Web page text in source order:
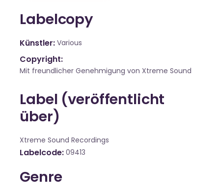
Labelcopy
Künstler Various
Copyright:
Mit freundlicher Genehmigung von Xtreme Sound
Label (veröffentlicht
über)
Xtreme Sound Recordings
Labelcode 09413
Genre